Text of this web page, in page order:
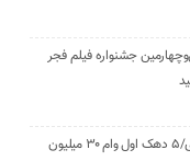
جشنواره فیلم فجر
واریز سود سهام عدالت به زودی/۵ دهک اول وام ۳۰ میلیون